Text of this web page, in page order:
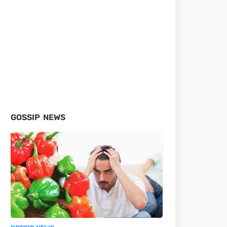
GOSSIP NEWS